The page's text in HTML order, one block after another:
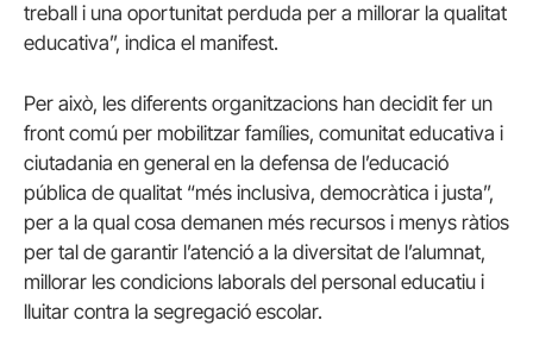
treball i una oportunitat perduda per a millorar la qualitat
educativa”, indica el manifest.
Per això, les diferents organitzacions han decidit fer un
front comú per mobilitzar famílies, comunitat educativa i
ciutadania en general en la defensa de l’educació
pública de qualitat “més inclusiva, democràtica i justa”,
per a la qual cosa demanen més recursos i menys ràtios
per tal de garantir l’atenció a la diversitat de l’alumnat,
millorar les condicions laborals del personal educatiu i
lluitar contra la segregació escolar.